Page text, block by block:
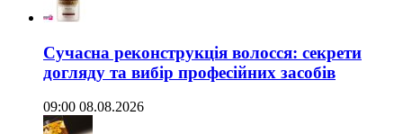
Сучасна реконструкція волосся: секрети
догляду та вибір професійних засобів
09:00 08.08.2026